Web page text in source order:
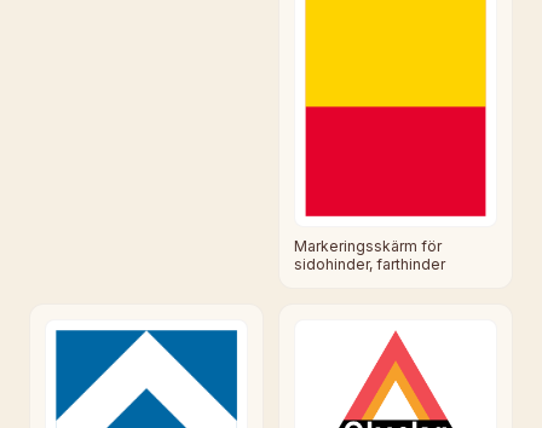
Markeringsskärm för
sidohinder, farthinder